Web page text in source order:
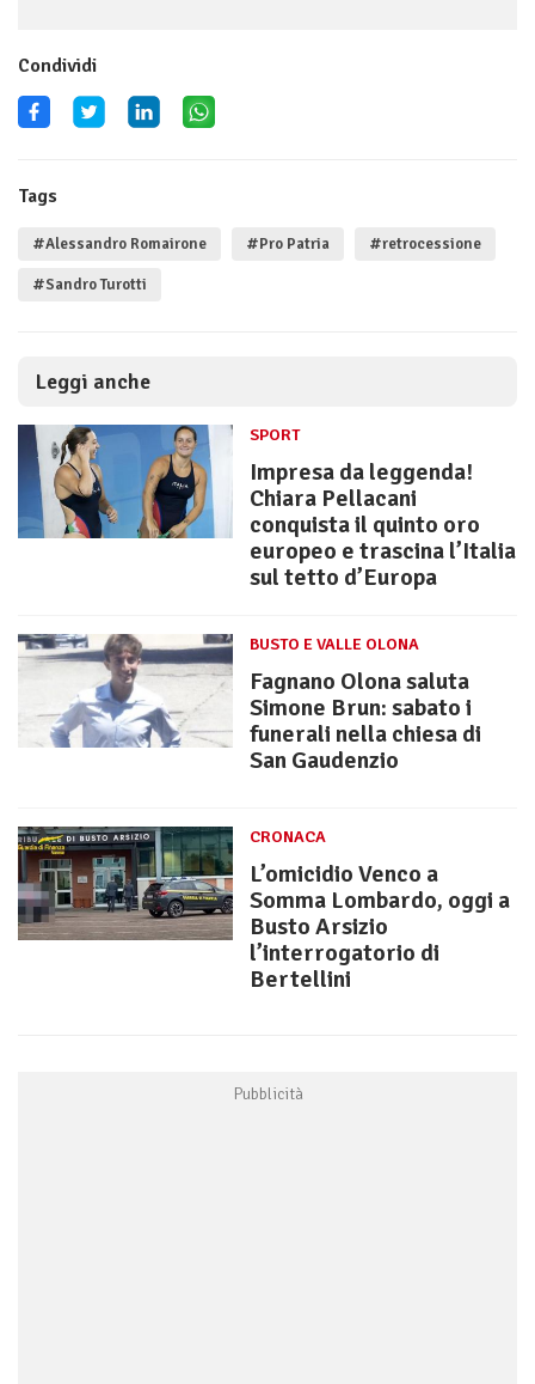
Condividi
Tags
#Alessandro Romairone #Pro Patria #retrocessione
#Sandro Turotti
Leggi anche
SPORT
Impresa da leggenda!
Chiara Pellacani
conquista il quinto oro
europeo e trascina l’Italia
sul tetto d’Europa
BUSTO E VALLE OLONA
Fagnano Olona saluta
Simone Brun: sabato i
funerali nella chiesa di
San Gaudenzio
CRONACA
L’omicidio Venco a
Somma Lombardo, oggi a
Busto Arsizio
l’interrogatorio di
Bertellini